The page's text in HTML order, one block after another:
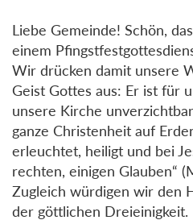
Liebe Gemeinde! Schön,
einem
Wir drücken damit unsere
Geist Gottes aus: Er ist für
unsere Kirche
ganze Christenheit auf
erleuchtet, heiligt und bei
rechten, einigen Glauben“
Zugleich würdigen wir den
der göttlichen